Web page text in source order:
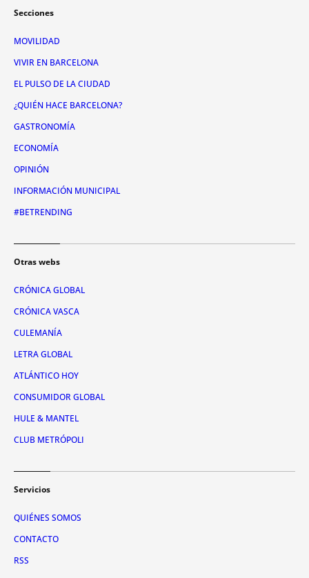
Secciones
MOVILIDAD
VIVIR EN BARCELONA
EL PULSO DE LA CIUDAD
¿QUIÉN HACE BARCELONA?
GASTRONOMÍA
ECONOMÍA
OPINIÓN
INFORMACIÓN MUNICIPAL
#BETRENDING
Otras webs
CRÓNICA GLOBAL
CRÓNICA VASCA
CULEMANÍA
LETRA GLOBAL
ATLÁNTICO HOY
CONSUMIDOR GLOBAL
HULE & MANTEL
CLUB METRÓPOLI
Servicios
QUIÉNES SOMOS
CONTACTO
RSS